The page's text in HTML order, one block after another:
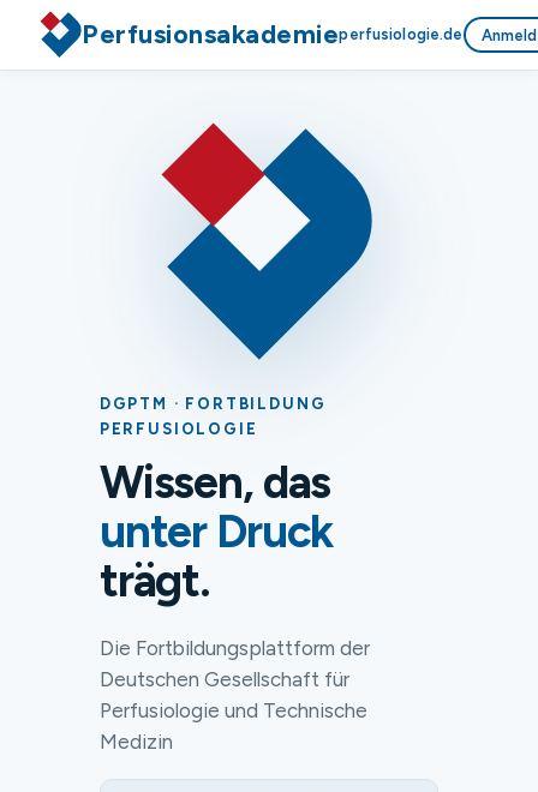
Perfusionsakademieperfusiologie.de
DGPTM · FORTBILDUNG
PERFUSIOLOGIE
Wissen, das
unter Druck
trägt.
Die Fortbildungsplattform der
Deutschen Gesellschaft für
Perfusiologie und Technische
Medizin